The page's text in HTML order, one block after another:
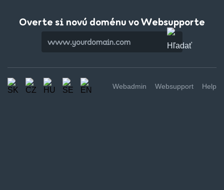
Overte si novú doménu vo Websupporte
Webadmin Websupport Help